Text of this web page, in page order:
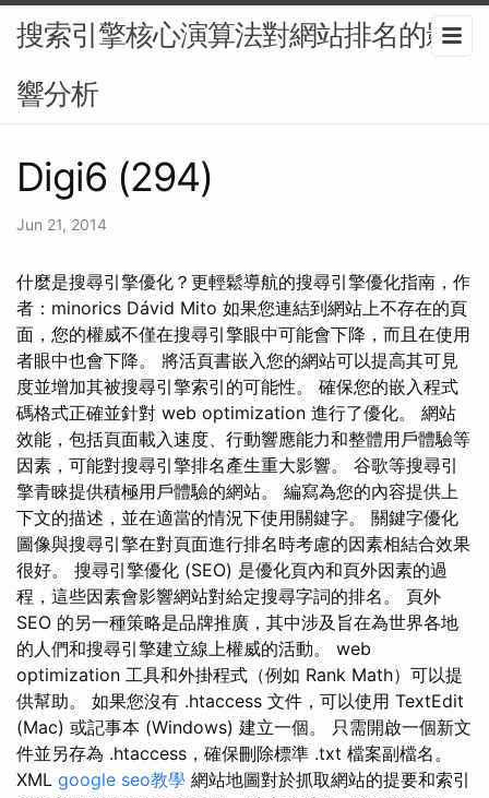
搜索引擎核心演算法對網站排名的影
響分析
Digi6 (294)
Jun 21, 2014
什麼是搜尋引擎優化？更輕鬆導航的搜尋引擎優化指南，作
者：minorics Dávid Mito 如果您連結到網站上不存在的頁
面，您的權威不僅在搜尋引擎眼中可能會下降，而且在使用
者眼中也會下降。 將活頁書嵌入您的網站可以提高其可見
度並增加其被搜尋引擎索引的可能性。 確保您的嵌入程式
碼格式正確並針對 web optimization 進行了優化。 網站
效能，包括頁面載入速度、行動響應能力和整體用戶體驗等
因素，可能對搜尋引擎排名產生重大影響。 谷歌等搜尋引
擎青睞提供積極用戶體驗的網站。 編寫為您的內容提供上
下文的描述，並在適當的情況下使用關鍵字。 關鍵字優化
圖像與搜尋引擎在對頁面進行排名時考慮的因素相結合效果
很好。 搜尋引擎優化 (SEO) 是優化頁內和頁外因素的過
程，這些因素會影響網站對給定搜尋字詞的排名。 頁外
SEO 的另一種策略是品牌推廣，其中涉及旨在為世界各地
的人們和搜尋引擎建立線上權威的活動。 web
optimization 工具和外掛程式（例如 Rank Math）可以提
供幫助。 如果您沒有 .htaccess 文件，可以使用 TextEdit
(Mac) 或記事本 (Windows) 建立一個。 只需開啟一個新文
件並另存為 .htaccess，確保刪除標準 .txt 檔案副檔名。
XML google seo教學 網站地圖對於抓取網站的提要和索引